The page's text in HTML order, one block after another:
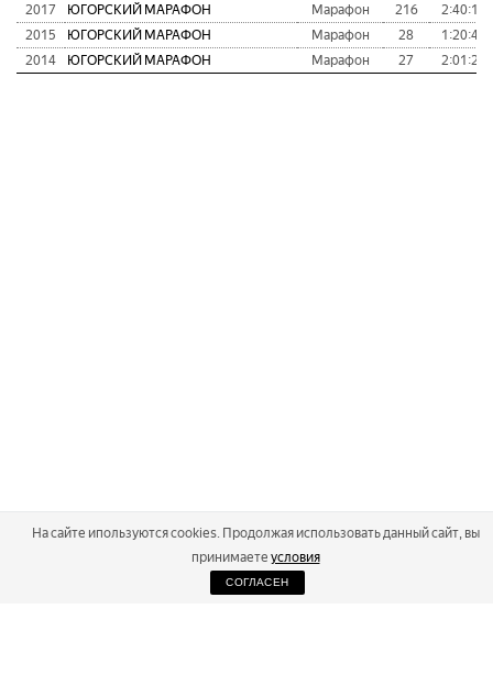
2017
ЮГОРСКИЙ МАРАФОН Марафон 216
2:40:13
2015
ЮГОРСКИЙ МАРАФОН Марафон 28
1:20:40
2014
ЮГОРСКИЙ МАРАФОН Марафон 27 2:01:21
На сайте ипользуются cookies. Продолжая использовать данный сайт, вы
принимаете условия
СОГЛАСЕН